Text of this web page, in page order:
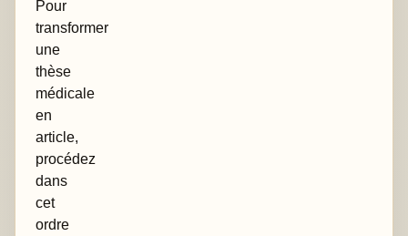
Pour
transformer
une
thèse
médicale
en
article,
procédez
dans
cet
ordre